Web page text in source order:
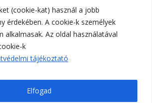
(cookie-kat) használ a jobb
érdekében. A cookie-k személyek
alkalmasak. Az oldal használatával
k
tájékoztató
Elfogad
POWERED BYHUNITY